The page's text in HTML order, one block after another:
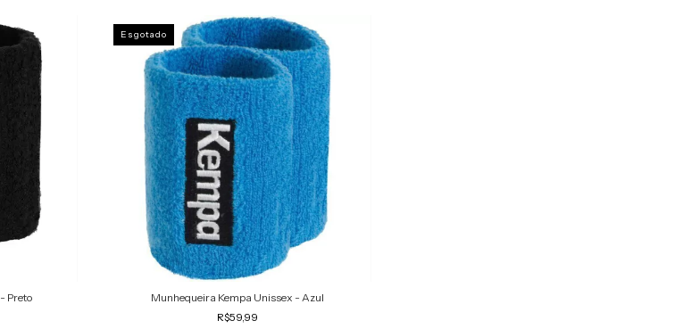
Preto
Esgotado
Munhequeira Kempa Unissex - Azul
R$59,99